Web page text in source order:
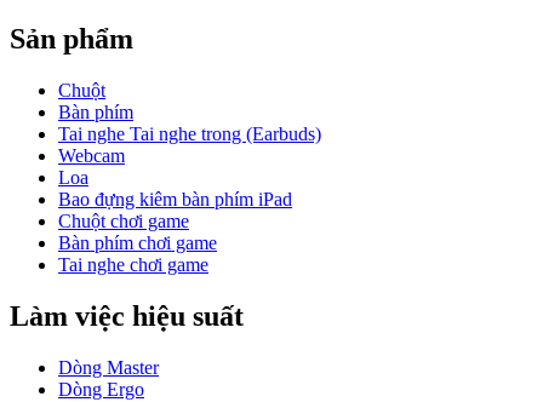
Sản phẩm
Chuột
Bàn phím
Tai nghe Tai nghe trong (Earbuds)
Webcam
Loa
Bao đựng kiêm bàn phím iPad
Chuột chơi game
Bàn phím chơi game
Tai nghe chơi game
Làm việc hiệu suất
Dòng Master
Dòng Ergo